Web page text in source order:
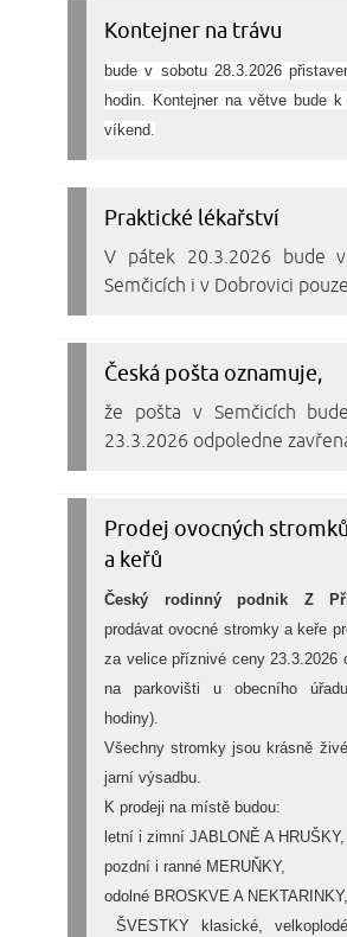
Kontejner na trávu
bude v sobotu 28.3.2026
hodin. Kontejner na větve bude
víkend.
Praktické lékařství
V pátek 20.3.2026 bude
Semčicích i v Dobrovici
Česká pošta oznamuje,
že pošta v Semčicích
23.3.2026 odpoledne
Prodej ovocných stromků
a keřů
Český rodinný podnik Z
prodávat ovocné stromky a keře
za velice příznivé ceny 23.3.2026
na parkovišti u obecního
hodiny).
Všechny stromky jsou krásně
jarní výsadbu.
K prodeji na místě budou:
letní i zimní JABLONĚ A HRUŠKY,
pozdní i ranné MERUŇKY,
odolné BROSKVE A NEKTARINKY,
ŠVESTKY klasické,